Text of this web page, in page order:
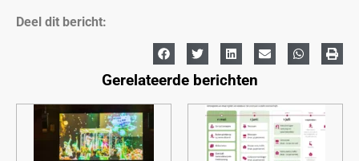
Deel dit bericht:
Gerelateerde berichten